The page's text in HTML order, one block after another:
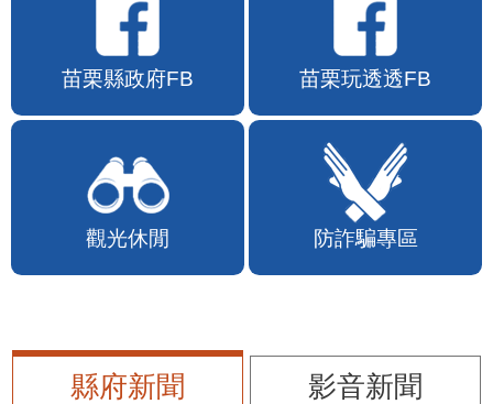
苗栗縣政府FB 苗栗玩透透FB
觀光休閒 防詐騙專區
縣府新聞
影音新聞